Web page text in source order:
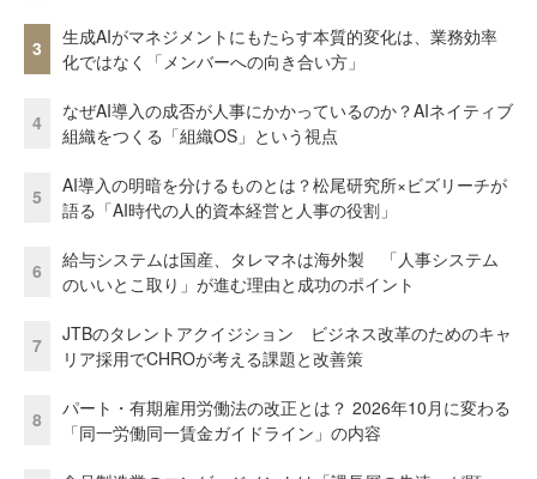
3
生成AIがマネジメントにもたらす本質的変化は、業務効率
化ではなく「メンバーへの向き合い方」
4
なぜAI導入の成否が人事にかかっているのか？AIネイティブ
組織をつくる「組織OS」という視点
5
AI導入の明暗を分けるものとは？松尾研究所×ビズリーチが
語る「AI時代の人的資本経営と人事の役割」
6
給与システムは国産、タレマネは海外製 「人事システム
のいいとこ取り」が進む理由と成功のポイント
7
JTBのタレントアクイジション ビジネス改革のためのキャ
リア採用でCHROが考える課題と改善策
8
パート・有期雇用労働法の改正とは？ 2026年10月に変わる
「同一労働同一賃金ガイドライン」の内容